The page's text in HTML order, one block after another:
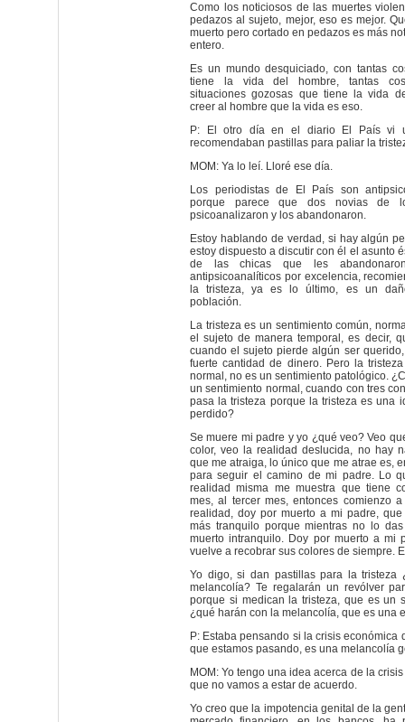
Como los noticiosos de las muertes
pedazos al sujeto, mejor, eso es mejor.
muerto pero cortado en pedazos es más
entero.
Es un mundo desquiciado, con tantas
tiene la vida del hombre, tantas
situaciones gozosas que tiene la vida
creer al hombre que la vida es eso.
P: El otro día en el diario El País vi
recomendaban pastillas para paliar la
MOM: Ya lo leí. Lloré ese día.
Los periodistas de El País son
porque parece que dos novias de
psicoanalizaron y los abandonaron.
Estoy hablando de verdad, si hay algún
estoy dispuesto a discutir con él el asunto
de las chicas que les
antipsicoanalíticos por excelencia,
la tristeza, ya es lo último, es un
población.
La tristeza es un sentimiento común,
el sujeto de manera temporal, es decir,
cuando el sujeto pierde algún ser
fuerte cantidad de dinero. Pero la
normal, no es un sentimiento patológico.
un sentimiento normal, cuando con tres
pasa la tristeza porque la tristeza es una
perdido?
Se muere mi padre y yo ¿qué veo? Veo
color, veo la realidad deslucida, no hay
que me atraiga, lo único que me atrae es,
para seguir el camino de mi padre. Lo
realidad misma me muestra que tiene
mes, al tercer mes, entonces comienzo
realidad, doy por muerto a mi padre,
más tranquilo porque mientras no lo
muerto intranquilo. Doy por muerto a mi
vuelve a recobrar sus colores de siempre.
Yo digo, si dan pastillas para la tristeza
melancolía? Te regalarán un revólver
porque si medican la tristeza, que es un
¿qué harán con la melancolía, que es una
P: Estaba pensando si la crisis económica
que estamos pasando, es una melancolía
MOM: Yo tengo una idea acerca de la
que no vamos a estar de acuerdo.
Yo creo que la impotencia genital de la